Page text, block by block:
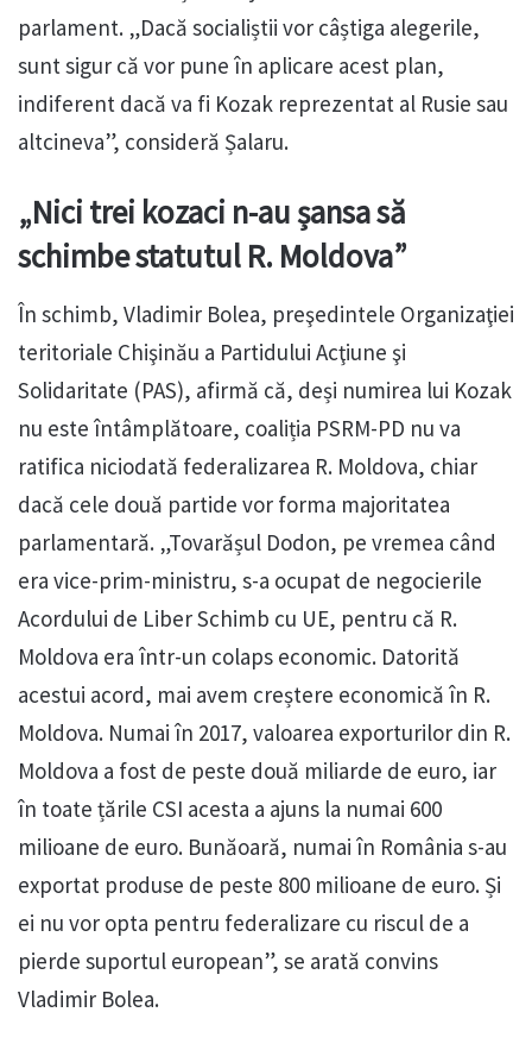
parlament. „Dacă socialiștii vor câștiga alegerile,
sunt sigur că vor pune în aplicare acest plan,
indiferent dacă va fi Kozak reprezentat al Rusie sau
altcineva”, consideră Șalaru.
„Nici trei kozaci n-au șansa să
schimbe statutul R. Moldova”
În schimb, Vladimir Bolea, preşedintele Organizaţiei
teritoriale Chişinău a Partidului Acţiune şi
Solidaritate (PAS), afirmă că, deși numirea lui Kozak
nu este întâmplătoare, coaliția PSRM-PD nu va
ratifica niciodată federalizarea R. Moldova, chiar
dacă cele două partide vor forma majoritatea
parlamentară. „Tovarășul Dodon, pe vremea când
era vice-prim-ministru, s-a ocupat de negocierile
Acordului de Liber Schimb cu UE, pentru că R.
Moldova era într-un colaps economic. Datorită
acestui acord, mai avem creștere economică în R.
Moldova. Numai în 2017, valoarea exporturilor din R.
Moldova a fost de peste două miliarde de euro, iar
în toate țările CSI acesta a ajuns la numai 600
milioane de euro. Bunăoară, numai în România s-au
exportat produse de peste 800 milioane de euro. Și
ei nu vor opta pentru federalizare cu riscul de a
pierde suportul european”, se arată convins
Vladimir Bolea.